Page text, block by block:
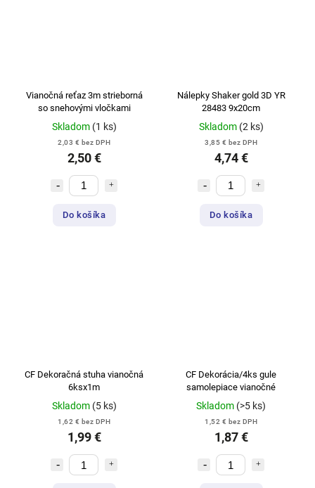
Vianočná reťaz 3m strieborná
so snehovými vločkami
Skladom (1 ks)
2,03 € bez DPH
2,50 €
Do košíka
Nálepky Shaker gold 3D YR
28483 9x20cm
Skladom (2 ks)
3,85 € bez DPH
4,74 €
Do košíka
CF Dekoračná stuha vianočná
6ksx1m
Skladom (5 ks)
1,62 € bez DPH
1,99 €
CF Dekorácia/4ks gule
samolepiace vianočné
Skladom (>5 ks)
1,52 € bez DPH
1,87 €